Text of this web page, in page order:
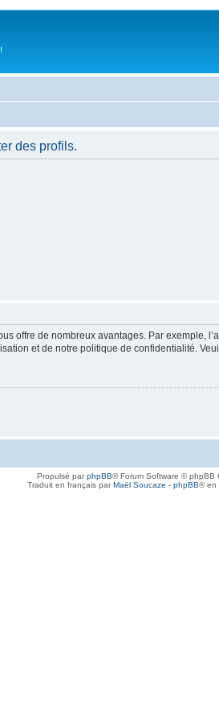
des profils.
offre de nombreux avantages. Par
et de notre politique de confidentialité.
Propulsé parphpBB® Forum Software © phpBB
Traduit en français parMaël Soucaze - phpBB® en